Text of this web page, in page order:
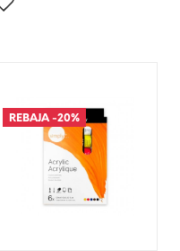
REBAJA -20%